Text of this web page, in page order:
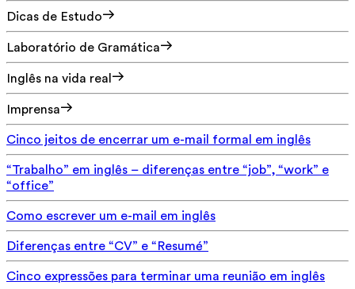
Dicas de Estudo
Laboratório de Gramática
Inglês na vida real
Imprensa
Cinco jeitos de encerrar um e-mail formal em inglês
“Trabalho” em inglês – diferenças entre “job”, “work” e
“office”
Como escrever um e-mail em inglês
Diferenças entre “CV” e “Resumé”
Cinco expressões para terminar uma reunião em inglês